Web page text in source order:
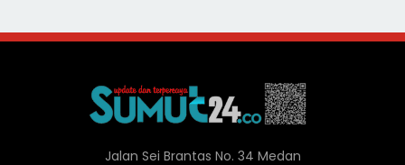
Jalan Sei Brantas No. 34 Medan